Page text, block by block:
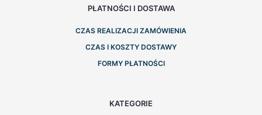
PŁATNOŚCI I DOSTAWA
CZAS REALIZACJI ZAMÓWIENIA
CZAS I KOSZTY DOSTAWY
FORMY PŁATNOŚCI
KATEGORIE